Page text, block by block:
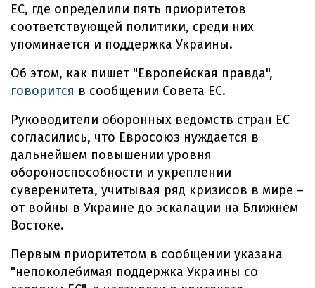
ЕС, где определили пять приоритетов
соответствующей политики, среди них
упоминается и поддержка Украины.
Об этом, как пишет "Европейская правда",
говорится в сообщении Совета ЕС.
Руководители оборонных ведомств стран ЕС
согласились, что Евросоюз нуждается в
дальнейшем повышении уровня
обороноспособности и укреплении
суверенитета, учитывая ряд кризисов в мире –
от войны в Украине до эскалации на Ближнем
Востоке.
Первым приоритетом в сообщении указана
"непоколебимая поддержка Украины со